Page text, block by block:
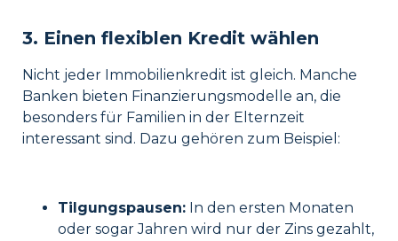
3. Einen flexiblen Kredit wählen
Nicht jeder Immobilienkredit ist gleich. Manche
Banken bieten Finanzierungsmodelle an, die
besonders für Familien in der Elternzeit
interessant sind. Dazu gehören zum Beispiel:
Tilgungspausen: In den ersten Monaten
oder sogar Jahren wird nur der Zins gezahlt,